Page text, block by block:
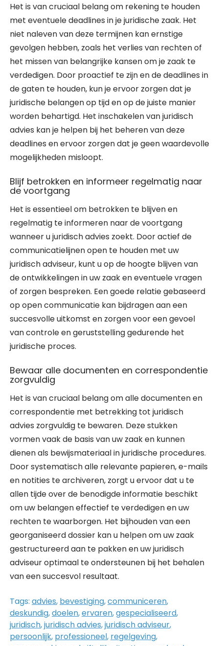
Het is van cruciaal belang om rekening te houden
met eventuele deadlines in je juridische zaak. Het
niet naleven van deze termijnen kan ernstige
gevolgen hebben, zoals het verlies van rechten of
het missen van belangrijke kansen om je zaak te
verdedigen. Door proactief te zijn en de deadlines in
de gaten te houden, kun je ervoor zorgen dat je
juridische belangen op tijd en op de juiste manier
worden behartigd. Het inschakelen van juridisch
advies kan je helpen bij het beheren van deze
deadlines en ervoor zorgen dat je geen waardevolle
mogelijkheden misloopt.
Blijf betrokken en informeer regelmatig naar
de voortgang
Het is essentieel om betrokken te blijven en
regelmatig te informeren naar de voortgang
wanneer u juridisch advies zoekt. Door actief de
communicatielijnen open te houden met uw
juridisch adviseur, kunt u op de hoogte blijven van
de ontwikkelingen in uw zaak en eventuele vragen
of zorgen bespreken. Een goede relatie gebaseerd
op open communicatie kan bijdragen aan een
succesvolle uitkomst en zorgen voor een gevoel
van controle en geruststelling gedurende het
juridische proces.
Bewaar alle documenten en correspondentie
zorgvuldig
Het is van cruciaal belang om alle documenten en
correspondentie met betrekking tot juridisch
advies zorgvuldig te bewaren. Deze stukken
vormen vaak de basis van uw zaak en kunnen
dienen als bewijsmateriaal in juridische procedures.
Door systematisch alle relevante papieren, e-mails
en notities te archiveren, zorgt u ervoor dat u te
allen tijde over de benodigde informatie beschikt
om uw belangen effectief te verdedigen en uw
rechten te waarborgen. Het bijhouden van een
georganiseerd dossier kan u helpen om uw zaak
gestructureerd aan te pakken en uw juridisch
adviseur optimaal te ondersteunen bij het behalen
van een succesvol resultaat.
Tags: advies, bevestiging,communiceren,
deskundig,doelen,ervaren,gespecialiseerd,
juridisch,juridisch advies,juridisch adviseur,
persoonlijk, professioneel, regelgeving,